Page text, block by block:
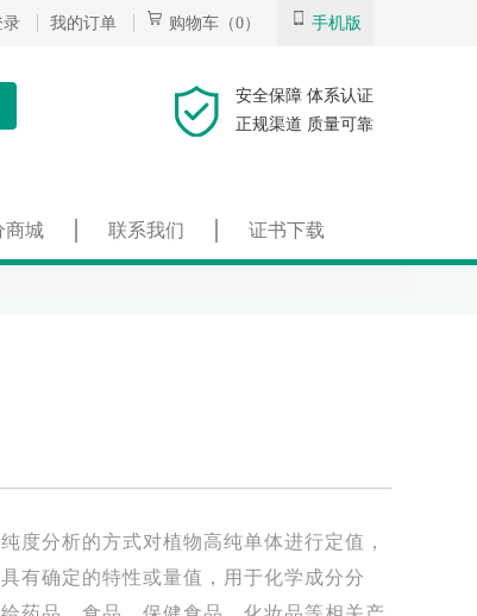
录 我的订单 购物车（0） 手机版
安全保障 体系认证
正规渠道 质量可靠
商城 联系我们 证书下载
度分析的方式对植物高纯单体进行定值，
有确定的特性或量值，用于化学成分分